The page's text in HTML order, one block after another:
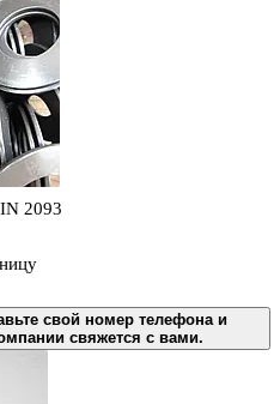
2093
свой номер телефона и
свяжется с вами.